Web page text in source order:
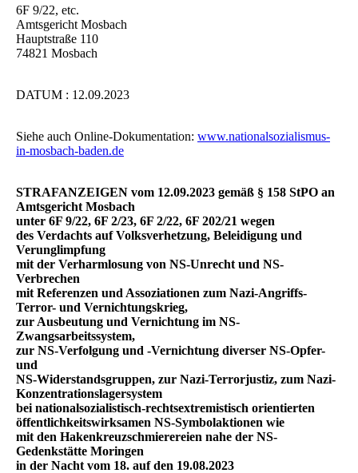
6F 9/22, etc.
Amtsgericht Mosbach
Hauptstraße 110
74821 Mosbach
DATUM : 12.09.2023
Siehe auch Online-Dokumentation: www.nationalsozialismus-
in-mosbach-baden.de
STRAFANZEIGEN vom 12.09.2023 gemäß § 158 StPO an
Amtsgericht Mosbach
unter 6F 9/22, 6F 2/23, 6F 2/22, 6F 202/21 wegen
des Verdachts auf Volksverhetzung, Beleidigung und
Verunglimpfung
mit der Verharmlosung von NS-Unrecht und NS-
Verbrechen
mit Referenzen und Assoziationen zum Nazi-Angriffs-
Terror- und Vernichtungskrieg,
zur Ausbeutung und Vernichtung im NS-
Zwangsarbeitssystem,
zur NS-Verfolgung und -Vernichtung diverser NS-Opfer-
und
NS-Widerstandsgruppen, zur Nazi-Terrorjustiz, zum Nazi-
Konzentrationslagersystem
bei nationalsozialistisch-rechtsextremistisch orientierten
öffentlichkeitswirksamen NS-Symbolaktionen wie
mit den Hakenkreuzschmierereien nahe der NS-
Gedenkstätte Moringen
in der Nacht vom 18. auf den 19.08.2023